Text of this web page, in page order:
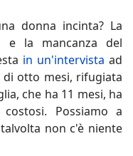
donna incinta? La
e la mancanza del
in un'intervista ad
di otto mesi, rifugiata
che ha 11 mesi, ha
Possiamo a
non c'è niente